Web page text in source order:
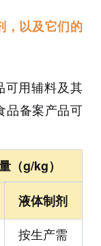
，以及它们的
可用辅料及其
品备案产品可
（g/kg）
液体制剂
按生产需